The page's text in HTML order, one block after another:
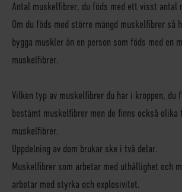
Antal muskelfibrer, du föds med ett visst antal
Om du föds med större mängd muskelfibrer så
bygga muskler än en person som föds med en
muskelfibrer.
Vilken typ av muskelfibrer du har i kroppen, du
bestämt muskelfibrer men de finns också olika
muskelfibrer.
Uppdelning av dom brukar ske i två delar.
Muskelfibrer som arbetar med uthållighet och
arbetar med styrka och explosivitet.